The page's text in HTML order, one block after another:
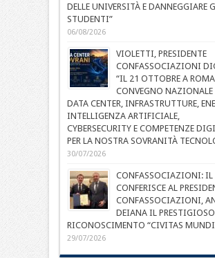
DELLE UNIVERSITÀ E DANNEGGIARE
STUDENTI”
06/08/2026
VIOLETTI, PRESIDENTE
CONFASSOCIAZIONI
“IL 21 OTTOBRE A ROMA
CONVEGNO NAZIONALE
DATA CENTER, INFRASTRUTTURE,
INTELLIGENZA ARTIFICIALE,
CYBERSECURITY E COMPETENZE
PER LA NOSTRA SOVRANITÀ
30/07/2026
CONFASSOCIAZIONI: IL
CONFERISCE AL
CONFASSOCIAZIONI,
DEIANA IL PRESTIGIOSO
RICONOSCIMENTO “CIVITAS
29/07/2026